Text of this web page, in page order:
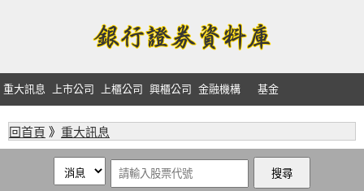
重大訊息 上市公司 上櫃公司 興櫃公司 金融機構 基金
回首頁 》 重大訊息